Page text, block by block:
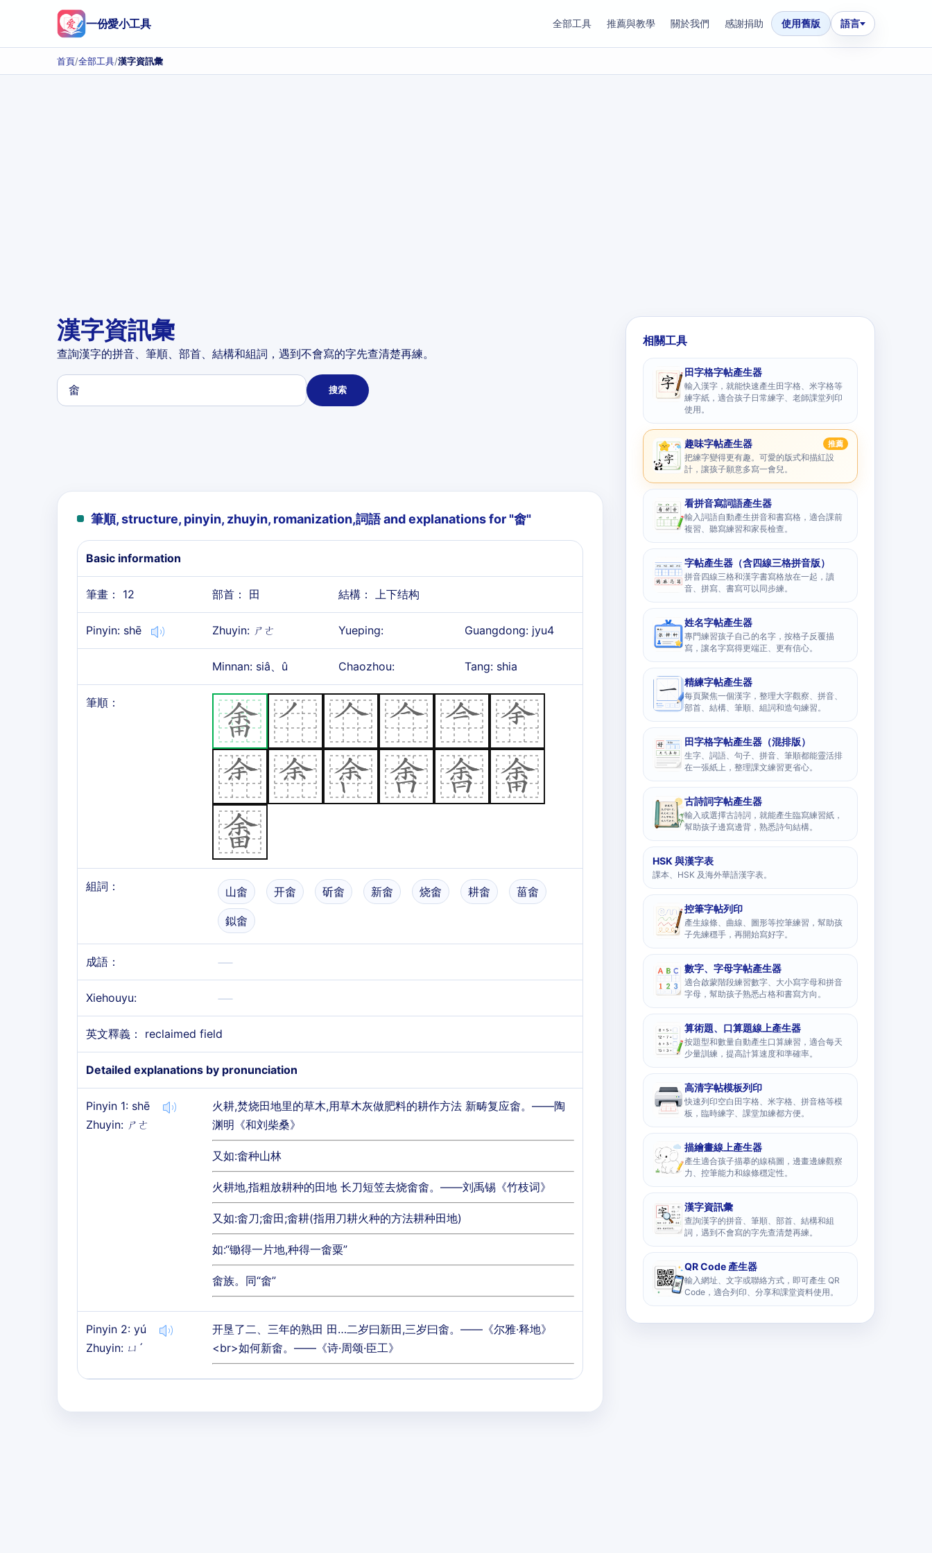
一份愛小工具 全部工具 推薦與教學 關於我們 感謝捐助 使用舊版 語言
首頁/全部工具/漢字資訊彙
漢字資訊彙
查詢漢字的拼音、筆順、部首、結構和組詞，遇到不會寫的字先查清楚再練。
搜索
筆順, structure, pinyin, zhuyin, romanization,詞語 and explanations for "畬"
Basic information
筆畫： 12 部首： 田 結構： 上下结构
Pinyin: shē Zhuyin: ㄕㄜ Yueping: Guangdong: jyu4
Minnan: siâ、û Chaozhou: Tang: shia
筆順：
組詞： 山畬 开畬 斫畬 新畬 烧畬 耕畬 菑畬
鉯畬
成語：
Xiehouyu:
英文釋義： reclaimed field
Detailed explanations by pronunciation
Pinyin 1: shē
Zhuyin: ㄕㄜ
火耕,焚烧田地里的草木,用草木灰做肥料的耕作方法 新畴复应畬。——陶
渊明《和刘柴桑》
又如:畬种山林
火耕地,指粗放耕种的田地 长刀短笠去烧畬畬。——刘禹锡《竹枝词》
又如:畬刀;畬田;畬耕(指用刀耕火种的方法耕种田地)
如:“锄得一片地,种得一畬粟”
畬族。同“畬”
Pinyin 2: yú
Zhuyin: ㄩˊ
开垦了二、三年的熟田 田…二岁曰新田,三岁曰畬。——《尔雅·释地》
<br>如何新畬。——《诗·周颂·臣工》
相關工具
田字格字帖產生器
輸入漢字，就能快速產生田字格、米字格等
練字紙，適合孩子日常練字、老師課堂列印
使用。
趣味字帖產生器 推薦
把練字變得更有趣。可愛的版式和描紅設
計，讓孩子願意多寫一會兒。
看拼音寫詞語產生器
輸入詞語自動產生拼音和書寫格，適合課前
複習、聽寫練習和家長檢查。
字帖產生器（含四線三格拼音版）
拼音四線三格和漢字書寫格放在一起，讀
音、拼寫、書寫可以同步練。
姓名字帖產生器
專門練習孩子自己的名字，按格子反覆描
寫，讓名字寫得更端正、更有信心。
精練字帖產生器
每頁聚焦一個漢字，整理大字觀察、拼音、
部首、結構、筆順、組詞和造句練習。
田字格字帖產生器（混排版）
生字、詞語、句子、拼音、筆順都能靈活排
在一張紙上，整理課文練習更省心。
古詩詞字帖產生器
輸入或選擇古詩詞，就能產生臨寫練習紙，
幫助孩子邊寫邊背，熟悉詩句結構。
HSK 與漢字表
課本、HSK 及海外華語漢字表。
控筆字帖列印
產生線條、曲線、圖形等控筆練習，幫助孩
子先練穩手，再開始寫好字。
數字、字母字帖產生器
適合啟蒙階段練習數字、大小寫字母和拼音
字母，幫助孩子熟悉占格和書寫方向。
算術題、口算題線上產生器
按題型和數量自動產生口算練習，適合每天
少量訓練，提高計算速度和準確率。
高清字帖模板列印
快速列印空白田字格、米字格、拼音格等模
板，臨時練字、課堂加練都方便。
描繪畫線上產生器
產生適合孩子描摹的線稿圖，邊畫邊練觀察
力、控筆能力和線條穩定性。
漢字資訊彙
查詢漢字的拼音、筆順、部首、結構和組
詞，遇到不會寫的字先查清楚再練。
QR Code 產生器
輸入網址、文字或聯絡方式，即可產生 QR
Code，適合列印、分享和課堂資料使用。